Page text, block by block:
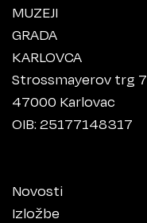
MUZEJI
GRADA
KARLOVCA
Strossmayerov trg 7
47000 Karlovac
OIB: 25177148317
Novosti
Izložbe